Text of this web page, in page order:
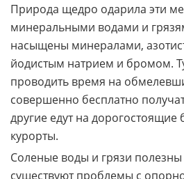
Природа щедро одарила эти
минеральными водами и
насыщены минералами,
йодистым натрием и бромом.
проводить время на
совершенно бесплатно
другие едут на дорогостоящие
курорты.
Соленые воды и грязи полезны